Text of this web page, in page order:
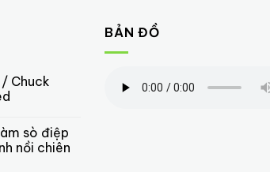
Chuck
sò điệp
nồi chiên
BẢN ĐỒ